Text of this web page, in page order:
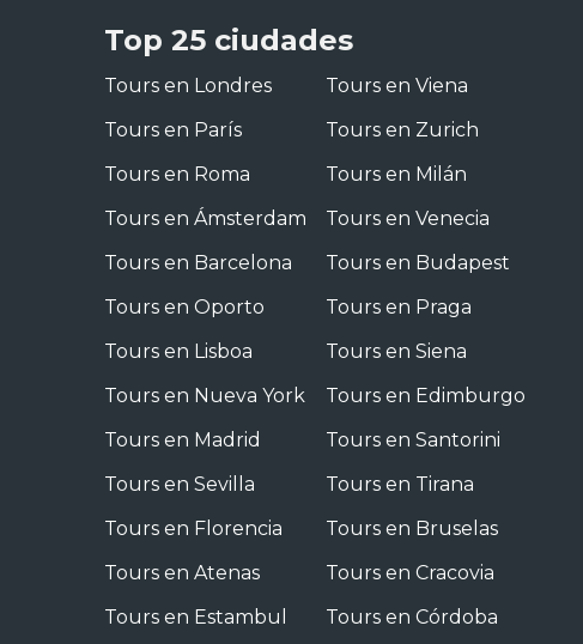
Top 25 ciudades
Tours en Londres
Tours en París
Tours en Roma
Tours en Ámsterdam
Tours en Barcelona
Tours en Oporto
Tours en Lisboa
Tours en Nueva York
Tours en Madrid
Tours en Sevilla
Tours en Florencia
Tours en Atenas
Tours en Estambul
Tours en Viena
Tours en Zurich
Tours en Milán
Tours en Venecia
Tours en Budapest
Tours en Praga
Tours en Siena
Tours en Edimburgo
Tours en Santorini
Tours en Tirana
Tours en Bruselas
Tours en Cracovia
Tours en Córdoba